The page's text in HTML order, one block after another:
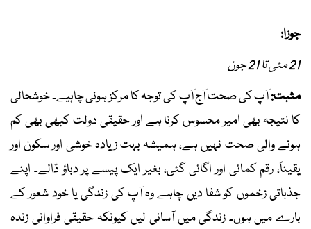
جوزا:
21 مئی تا 21 جون
مثبت:آپ کی صحت آج آپ کی توجہ کا مرکز ہونی چاہیے۔ خوشحالی
کا نتیجہ بھی امیر محسوس کرنا ہے اور حقیقی دولت کبھی بھی کم
ہونے والی صحت نہیں ہے، ہمیشہ بہت زیادہ خوشی اور سکون اور
یقیناً، رقم کمائی اور اگائی گئی، بغیر ایک پیسے پر دباؤ ڈالے۔ اپنے
جذباتی زخموں کو شفا دیں چاہے وہ آپ کی زندگی یا خود شعور کے
بارے میں ہوں۔ زندگی میں آسانی لیں کیونکہ حقیقی فراوانی زندہ